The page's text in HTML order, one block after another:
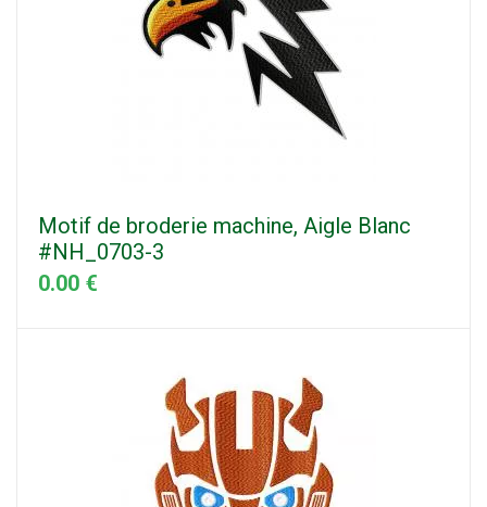
Motif de broderie machine, Aigle Blanc
#NH_0703-3
0.00 €